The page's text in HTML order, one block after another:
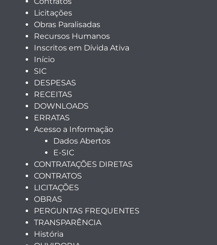
Licitações
Obras Paralisadas
Recursos Humanos
Inscritos em Dívida Ativa
Início
SIC
DESPESAS
RECEITAS
DOWNLOADS
ERRATAS
Acesso a Informação
Dados Abertos
E-SIC
CONTRATAÇÕES DIRETAS
CONTRATOS
LICITAÇÕES
OBRAS
PERGUNTAS FREQUENTES
TRANSPARÊNCIA
História